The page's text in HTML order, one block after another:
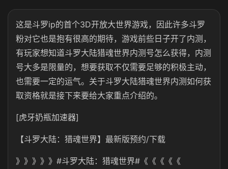
这是斗罗ip的首个3D开放大世界游戏，因此许多斗罗
粉对它也是抱有很高的期待，游戏前些日子开了内测，
有玩家想知道斗罗大陆猎魂世界内测号怎么获得，内测
号大多是限量的，想要获取不仅需要足够的积极主动，
也需要一定的运气。关于斗罗大陆猎魂世界内测如何获
取资格就是接下来要给大家重点介绍的。
[虎牙奶瓶加速器]
【斗罗大陆：猎魂世界】最新版预约/下载
》》》》》#斗罗大陆：猎魂世界#《《《《《